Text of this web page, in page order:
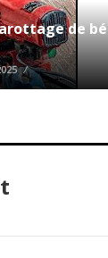
de